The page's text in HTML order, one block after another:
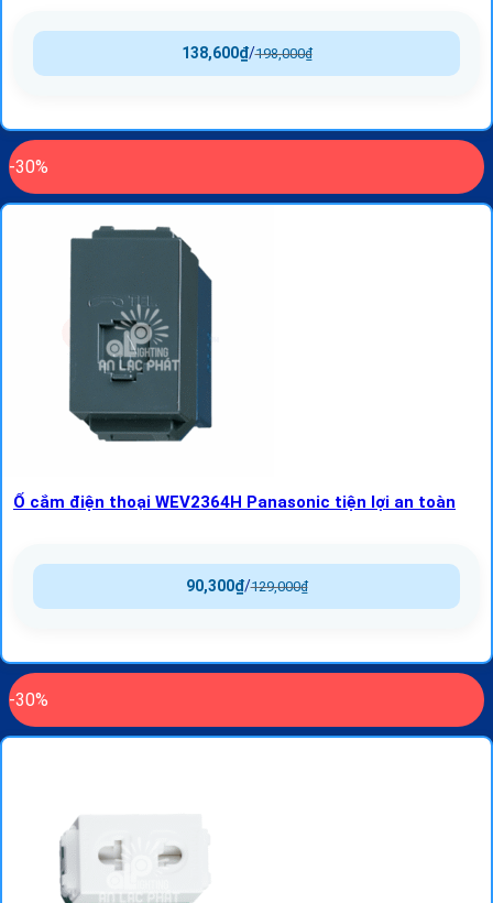
198,000₫
/
138,600₫
-30%
Ổ cắm điện thoại WEV2364H Panasonic tiện lợi an toàn
129,000₫
/
90,300₫
-30%